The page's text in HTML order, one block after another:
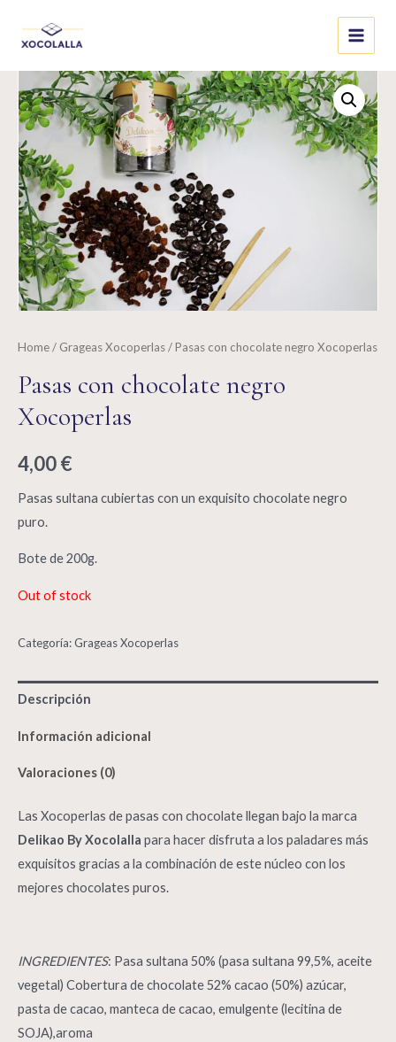
Main
Menu
Home/ Grageas Xocoperlas/ Pasas con chocolate negro Xocoperlas
Pasas con chocolate negro
Xocoperlas
4,00€
Pasas sultana cubiertas con un exquisito chocolate negro
puro.
Bote de 200g.
Out of stock
Categoría:Grageas Xocoperlas
Descripción
Información adicional
Valoraciones (0)
Las Xocoperlas de pasas con chocolate llegan bajo la marca
Delikao By Xocolalla para hacer disfruta a los paladares más
exquisitos gracias a la combinación de este núcleo con los
mejores chocolates puros.
INGREDIENTES: Pasa sultana 50% (pasa sultana 99,5%, aceite
vegetal) Cobertura de chocolate 52% cacao (50%) azúcar,
pasta de cacao, manteca de cacao, emulgente (lecitina de
SOJA),aroma